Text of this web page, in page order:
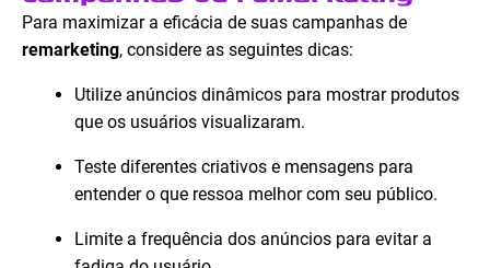
Para maximizar a eficácia de suas campanhas de
remarketing, considere as seguintes dicas:
Utilize anúncios dinâmicos para mostrar produtos
que os usuários visualizaram.
Teste diferentes criativos e mensagens para
entender o que ressoa melhor com seu público.
Limite a frequência dos anúncios para evitar a